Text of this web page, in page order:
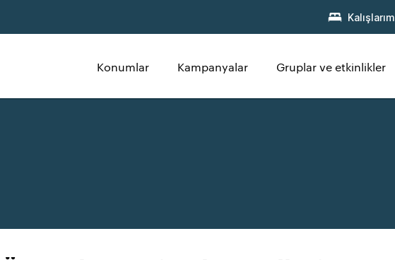
Kalışlarım
Konumlar Kampanyalar Gruplar ve etkinlikler